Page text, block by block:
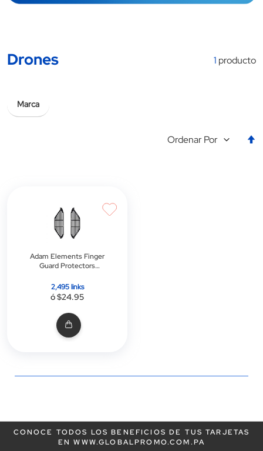
Drones
Marca
1 producto
Ordenar Por
Adam Elements Finger
Guard Protectors
2,495 links
ó $24.95
CONOCE TODOS LOS BENEFICIOS DE TUS TARJETAS
EN WWW.GLOBALPROMO.COM.PA